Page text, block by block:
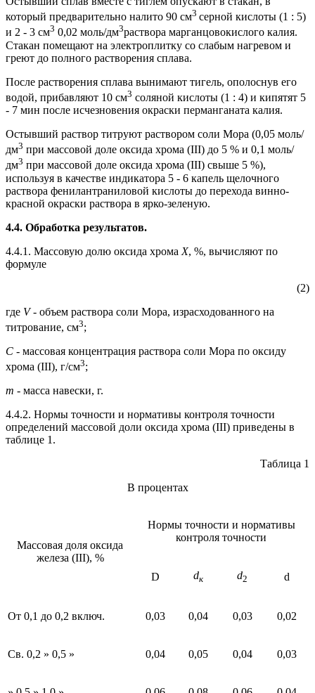
который предварительно налито 90 см3 серной кислоты (1 : 5)
и 2 - 3 см3 0,02 моль/дм3раствора марганцовокислого калия.
Стакан помещают на электроплитку со слабым нагревом и
греют до полного растворения сплава.
После растворения сплава вынимают тигель, ополоснув его
водой, прибавляют 10 см3 соляной кислоты (1 : 4) и кипятят 5
- 7 мин после исчезновения окраски перманганата калия.
Остывший раствор титруют раствором соли Мора (0,05 моль/
дм3 при массовой доле оксида хрома (III) до 5 % и 0,1 моль/
дм3 при массовой доле оксида хрома (III) свыше 5 %),
используя в качестве индикатора 5 - 6 капель щелочного
раствора фенилантраниловой кислоты до перехода винно-
красной окраски раствора в ярко-зеленую.
4.4. Обработка результатов.
4.4.1. Массовую долю оксида хрома X, %, вычисляют по
формуле
(2)
где V- объем раствора соли Мора, израсходованного на
титрование, см3;
С - массовая концентрация раствора соли Мора по оксиду
хрома (III), г/см3;
т - масса навески, г.
4.4.2. Нормы точности и нормативы контроля точности
определений массовой доли оксида хрома (III) приведены в
таблице 1.
Таблица 1
В процентах
Массовая доля оксида
железа (III), %
Нормы точности и нормативы
контроля точности
D dк d2 d
От 0,1 до 0,2 включ. 0,03 0,04 0,03 0,02
Св. 0,2 » 0,5 » 0,04 0,05 0,04 0,03